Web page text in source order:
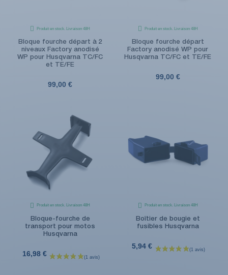
Produit en stock. Livraison 48H
Bloque fourche départ à 2
niveaux Factory anodisé
WP pour Husqvarna TC/FC
et TE/FE
99,00 €
Produit en stock. Livraison 48H
Bloque fourche départ
Factory anodisé WP pour
Husqvarna TC/FC et TE/FE
99,00 €
Produit en stock. Livraison 48H
Bloque-fourche de
transport pour motos
Husqvarna
16,98 €
Produit en stock. Livraison 48H
Boîtier de bougie et
fusibles Husqvarna
5,94 €